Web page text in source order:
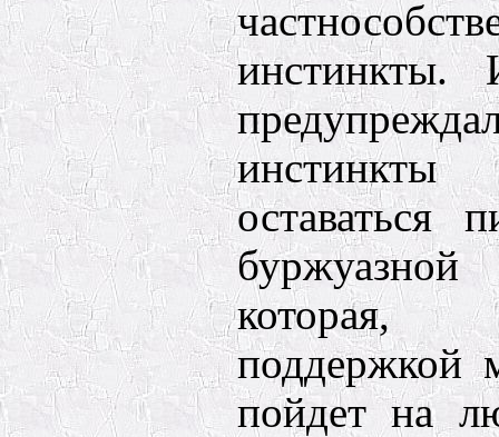
инстинкты.
оставаться
буржуазной
которая,
поддержкой
пойдет на